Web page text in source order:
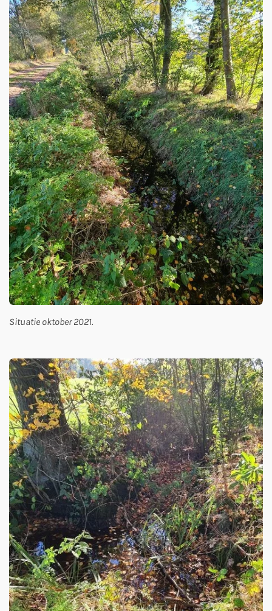
Situatie oktober 2021.